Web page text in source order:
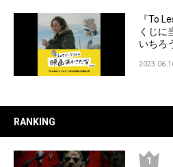
『To
くじに
いちろ
RANKING